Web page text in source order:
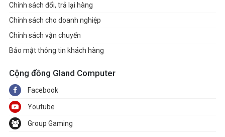
Chính sách đổi, trả lại hàng
Chính sách cho doanh nghiệp
Chính sách vận chuyển
Bảo mật thông tin khách hàng
Cộng đồng Gland Computer
Facebook
Youtube
Group Gaming